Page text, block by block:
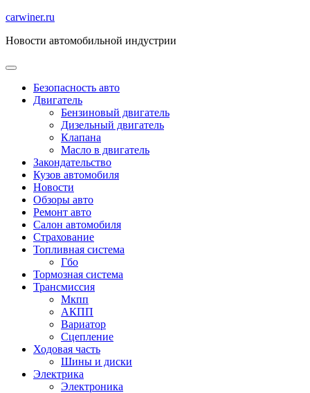
Перейти
содержимому
carwiner.ru
Новости автомобильной индустрии
Безопасность авто
Двигатель
Бензиновый двигатель
Дизельный двигатель
Клапана
Масло в двигатель
Закондательство
Кузов автомобиля
Новости
Обзоры авто
Ремонт авто
Салон автомобиля
Страхование
Топливная система
Гбо
Тормозная система
Трансмиссия
Мкпп
АКПП
Вариатор
Сцепление
Ходовая часть
Шины и диски
Электрика
Электроника